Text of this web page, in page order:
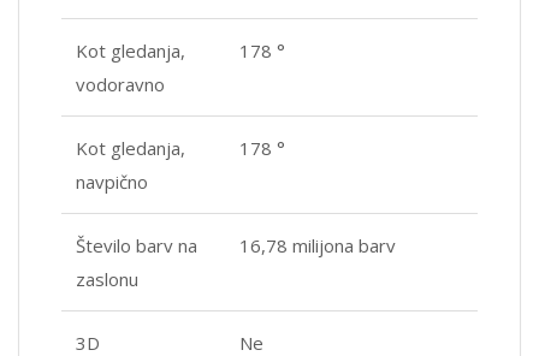
Kot gledanja,
vodoravno
178 °
Kot gledanja,
navpično
178 °
Število barv na
zaslonu
16,78 milijona barv
3D Ne